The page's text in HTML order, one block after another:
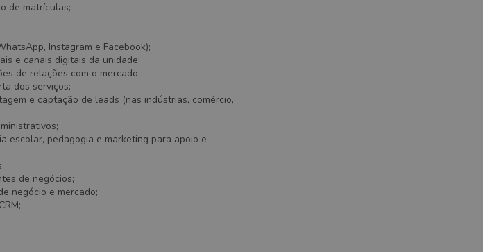
de matrículas;
Instagram e Facebook);
e canais digitais da unidade;
de relações com o mercado;
dos serviços;
e captação de leads (nas indústrias, comércio,
escolar, pedagogia e marketing para apoio e
de negócios;
negócio e mercado;